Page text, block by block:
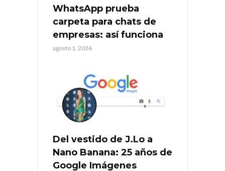
WhatsApp prueba
carpeta para chats de
empresas: así funciona
agosto 1, 2026
Del vestido de J.Lo a
Nano Banana: 25 años de
Google Imágenes